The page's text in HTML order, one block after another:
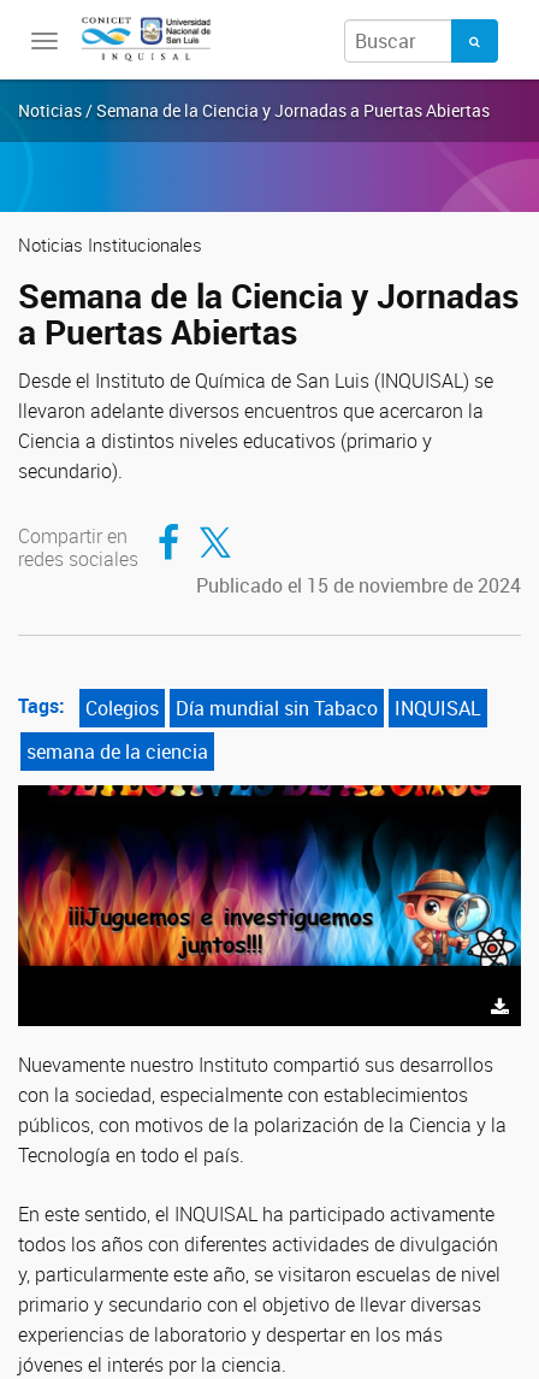
Toggle
Noticias / Semana de la Ciencia y Jornadas a Puertas Abiertas
Noticias Institucionales
Semana de la Ciencia y Jornadas
a Puertas Abiertas
Desde el Instituto de Química de San Luis (INQUISAL) se
llevaron adelante diversos encuentros que acercaron la
Ciencia a distintos niveles educativos (primario y
secundario).
Compartir en
redes sociales
Compartir en Facebook
Compartir en Twitter
Publicado el 15 de noviembre de 2024
Tags: Colegios Día mundial sin Tabaco
INQUISAL
semana de la ciencia
Nuevamente nuestro Instituto compartió sus desarrollos
con la sociedad, especialmente con establecimientos
públicos, con motivos de la polarización de la Ciencia y la
Tecnología en todo el país.
En este sentido, el INQUISAL ha participado activamente
todos los años con diferentes actividades de divulgación
y, particularmente este año, se visitaron escuelas de nivel
primario y secundario con el objetivo de llevar diversas
experiencias de laboratorio y despertar en los más
jóvenes el interés por la ciencia.